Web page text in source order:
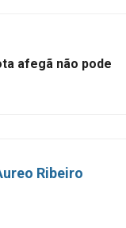
afegã não pode
Ribeiro